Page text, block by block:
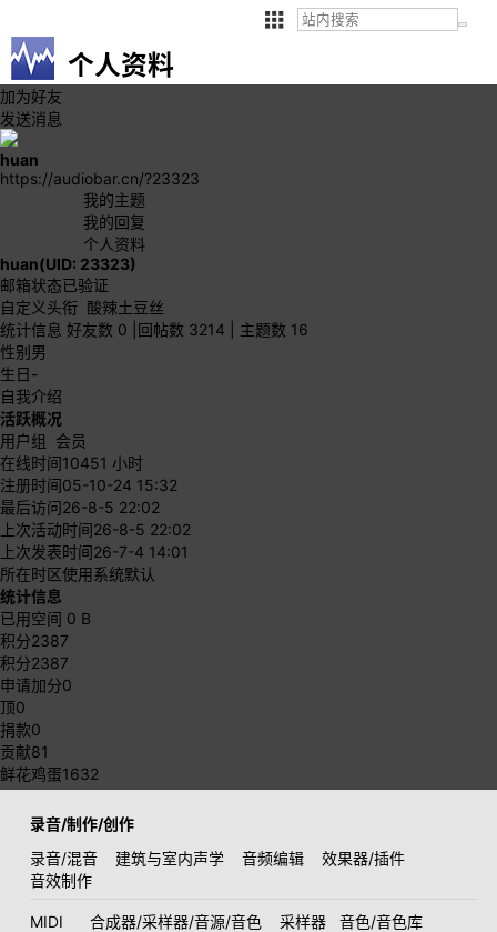
个人资料
加为好友
发送消息
huan
https://audiobar.cn/?23323
我的主题
我的回复
个人资料
huan(UID: 23323)
邮箱状态已验证
自定义头衔 酸辣土豆丝
统计信息 好友数 0 回帖数 3214
主题数 16
性别男
生日-
自我介绍
活跃概况
用户组 会员
在线时间10451 小时
注册时间05-10-24 15:32
最后访问26-8-5 22:02
上次活动时间26-8-5 22:02
上次发表时间26-7-4 14:01
所在时区使用系统默认
统计信息
已用空间 0 B
积分2387
积分2387
申请加分0
顶0
捐款0
贡献81
鲜花鸡蛋1632
录音/制作/创作
录音/混音
建筑与室内声学 音频编辑
效果器/插件
音效制作
MIDI 合成器/采样器/音源/音色 采样器 音色/音色库